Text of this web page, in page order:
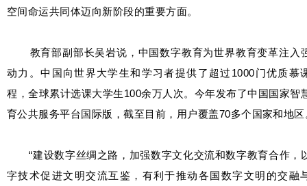
空间命运共同体迈向新阶段的重要方面。
教育部副部长吴岩说，中国数字教育为世界教育变革注入
动力。中国向世界大学生和学习者提供了超过1000门优质慕
程，全球累计选课大学生100余万人次。今年发布了中国国家智
育公共服务平台国际版，截至目前，用户覆盖70多个国家和地区
“建设数字丝绸之路，加强数字文化交流和数字教育合作，
字技术促进文明交流互鉴，有利于推动各国数字文明的交融